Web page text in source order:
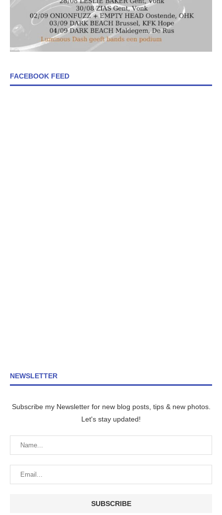
FACEBOOK FEED
NEWSLETTER
Subscribe my Newsletter for new blog posts, tips & new photos.
Let's stay updated!